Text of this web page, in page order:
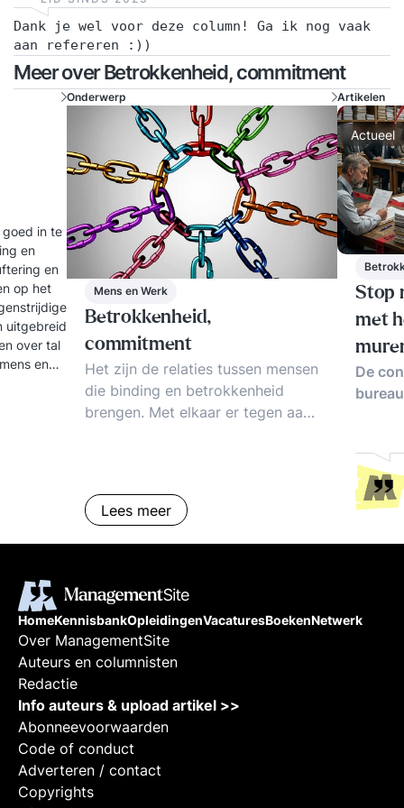
met opdrachtgever en/of het desbetreffende
team kost € 990 per sessie (excl. btw).
Dank je wel voor deze column! Ga ik nog vaak
aan refereren :))
Meer over Betrokkenheid, commitment
goed in te
en
en
op het
uitgebreid
over tal
en
Onderwerp
Mens en Werk
Betrokkenheid,
commitment
Het zijn de relaties tussen mensen
die binding en betrokkenheid
brengen. Met elkaar er tegen aan!
op hun verantwoordelijkheid; gun
ze autonomie en zelfstandigheid,
maak ze mede
resultaten. Hoe betrokkenheid en
commitment vergroten: inzichten,
ervaringen, voorbeelden. Trends
en tips om te inspireren en te
motiveren. Hoe vergroot je
bevlogenheid.
Lees meer
Artikelen
Actueel
Stop
met
De
HomeKennisbankOpleidingenVacaturesBoekenNetwerk
Over ManagementSite
Auteurs en columnisten
Redactie
Info auteurs & upload artikel >>
Abonneevoorwaarden
Code of conduct
Adverteren / contact
Copyrights